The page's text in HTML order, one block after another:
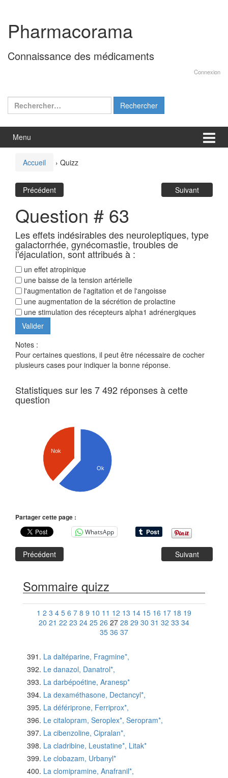
contenu
menu
principal
Pharmacorama
Connaissance des médicaments
Connexion
Rechercher :
Menu
Accueil › Quizz
Précédent Suivant
Question # 63
Les effets indésirables des neuroleptiques, type
galactorrhée, gynécomastie, troubles de
l'éjaculation, sont attribués à :
un effet atropinique
une baisse de la tension artérielle
l'augmentation de l'agitation et de l'angoisse
une augmentation de la sécrétion de prolactine
une stimulation des récepteurs alpha1 adrénergiques
Notes :
Pour certaines questions, il peut être nécessaire de cocher
plusieurs cases pour indiquer la bonne réponse.
Statistiques sur les 7 492 réponses à cette
question
Nok
Ok
Partager cette page :
WhatsApp
Précédent Suivant
Sommaire quizz
1 2 3 4 5 6 7 8 9 10 11 12 13 14 15 16 17 18 19
20 21 22 23 24 25 26 27 28 29 30 31 32 33 34
35 36 37
La daltéparine, Fragmine*,
Le danazol, Danatrol*,
La darbépoétine, Aranesp*
La dexaméthasone, Dectancyl*,
La défériprone, Ferriprox*,
Le citalopram, Seroplex*, Seropram*,
La cibenzoline, Cipralan*,
La cladribine, Leustatine*, Litak*
Le clobazam, Urbanyl*
La clomipramine, Anafranil*,